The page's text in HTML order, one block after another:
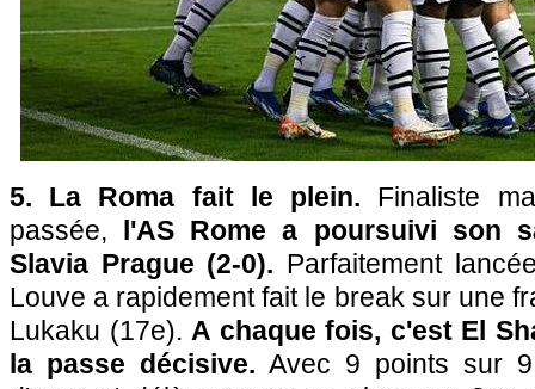
5. La Roma fait le plein. Finaliste
passée, l'AS Rome a poursuivi son
Slavia Prague (2-0). Parfaitement
Louve a rapidement fait le break sur une
Lukaku (17e). A chaque fois, c'est El
la passe décisive. Avec 9 points sur